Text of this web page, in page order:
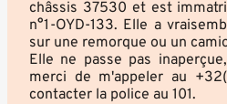
châssis 37530 et est
n°1-OYD-133. Elle a
sur une remorque ou un
Elle ne passe pas
merci de m'appeler au
contacter la police au 101.